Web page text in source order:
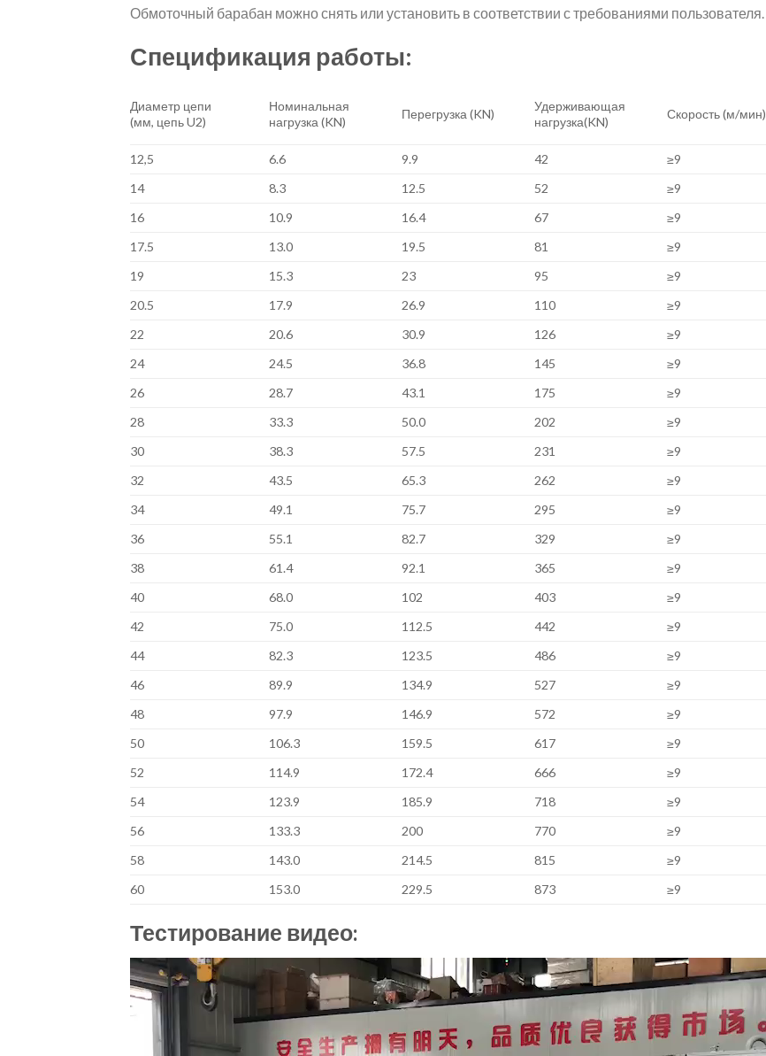
Обмоточный барабан можно снять или установить в соответствии с требованиями пользователя.
Спецификация работы:
Диаметр цепи
(мм, цепь U2)
Номинальная
нагрузка (KN)
Перегрузка (KN)
Удерживающая
нагрузка(KN)
Скорость (м/мин)
12,5 6.6 9.9 42 ≥9
14
8.3 12.5 52 ≥9
16
10.9 16.4 67 ≥9
17.5
13.0 19.5 81 ≥9
19
15.3 23 95 ≥9
20.5
17.9 26.9 110 ≥9
22
20.6 30.9 126 ≥9
24
24.5 36.8 145 ≥9
26
28.7 43.1 175 ≥9
28
33.3 50.0 202 ≥9
30
38.3 57.5 231 ≥9
32
43.5 65.3 262 ≥9
34
49.1 75.7 295 ≥9
36
55.1 82.7 329 ≥9
38
61.4 92.1 365 ≥9
40
68.0 102 403 ≥9
42
75.0 112.5 442 ≥9
44
82.3 123.5 486 ≥9
46
89.9 134.9 527 ≥9
48
97.9 146.9 572 ≥9
50
106.3 159.5 617 ≥9
52
114.9 172.4 666 ≥9
54
123.9 185.9 718 ≥9
56
133.3 200 770 ≥9
58
143.0 214.5 815 ≥9
60
153.0 229.5 873 ≥9
Тестирование видео:
Video
Player